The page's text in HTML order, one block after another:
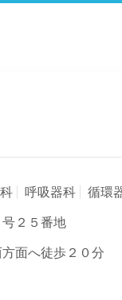
呼吸器科 循環
２５番地
面へ徒歩２０分